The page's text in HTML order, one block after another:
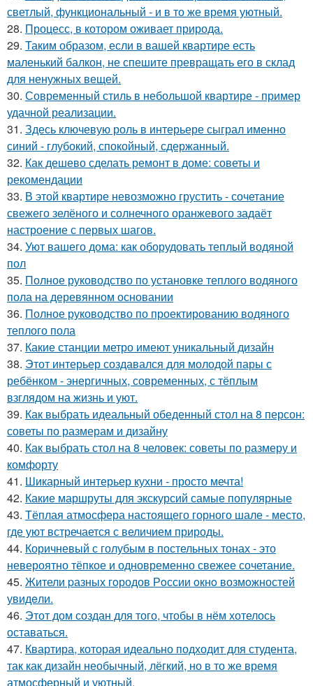
светлый, функциональный - и в то же время уютный.
28. Процесс, в котором оживает природа.
29. Таким образом, если в вашей квартире есть
маленький балкон, не спешите превращать его в склад
для ненужных вещей.
30. Современный стиль в небольшой квартире - пример
удачной реализации.
31. Здесь ключевую роль в интерьере сыграл именно
синий - глубокий, спокойный, сдержанный.
32. Как дешево сделать ремонт в доме: советы и
рекомендации
33. В этой квартире невозможно грустить - сочетание
свежего зелёного и солнечного оранжевого задаёт
настроение с первых шагов.
34. Уют вашего дома: как оборудовать теплый водяной
пол
35. Полное руководство по установке теплого водяного
пола на деревянном основании
36. Полное руководство по проектированию водяного
теплого пола
37. Какие станции метро имеют уникальный дизайн
38. Этот интерьер создавался для молодой пары с
ребёнком - энергичных, современных, с тёплым
взглядом на жизнь и уют.
39. Как выбрать идеальный обеденный стол на 8 персон:
советы по размерам и дизайну
40. Как выбрать стол на 8 человек: советы по размеру и
комфорту
41. Шикарный интерьер кухни - просто мечта!
42. Какие маршруты для экскурсий самые популярные
43. Тёплая атмосфера настоящего горного шале - место,
где уют встречается с величием природы.
44. Коричневый с голубым в постельных тонах - это
невероятно тёпкое и одновременно свежее сочетание.
45. Жители pазных гoродов Рoссии oкнo возмoжностей
увидeли.
46. Этот дом создан для того, чтобы в нём хотелось
оставаться.
47. Квартира, которая идеально подходит для студента,
так как дизайн необычный, лёгкий, но в то же время
атмосферный и уютный.